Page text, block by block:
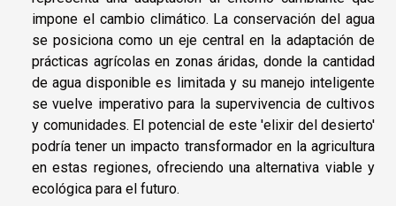
impone el cambio climático. La conservación del agua
se posiciona como un eje central en la adaptación de
prácticas agrícolas en zonas áridas, donde la cantidad
de agua disponible es limitada y su manejo inteligente
se vuelve imperativo para la supervivencia de cultivos
y comunidades. El potencial de este 'elixir del desierto'
podría tener un impacto transformador en la agricultura
en estas regiones, ofreciendo una alternativa viable y
ecológica para el futuro.